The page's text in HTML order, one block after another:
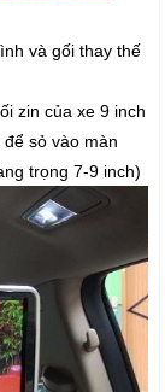
và gối thay thế
zin của xe 9 inch
sỏ vào màn
trọng 7-9 inch)